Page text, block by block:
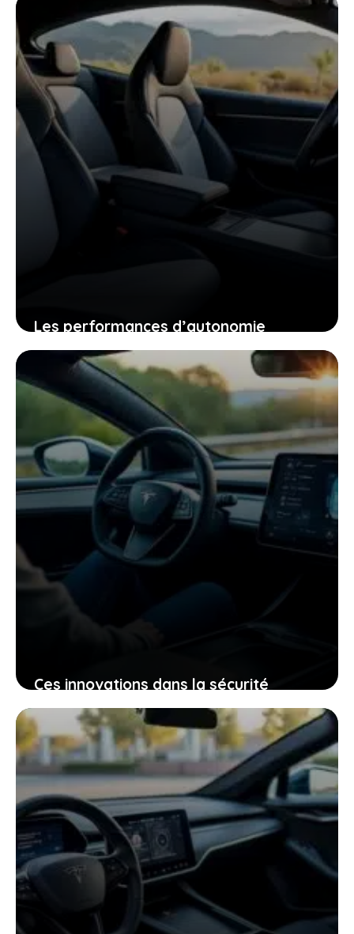
presque invendables sur le marché de
l’occasion
26 janvier 2026
Les performances d’autonomie
autoroutière du tesla model y qui vont
changer votre regard sur la voiture
électrique
25 janvier 2026
Ces innovations dans la sécurité
électrique qui pourraient bien changer
votre expérience de conduite
25 janvier 2026